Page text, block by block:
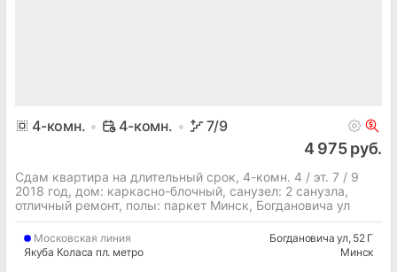
4-комн. 4-комн. 7/9
4 975 руб.
Сдам квартира на длительный срок, 4-комн. 4 / эт. 7 / 9
2018 год, дом: каркасно-блочный, cанузел: 2 санузла,
отличный ремонт, полы: паркет Минск, Богдановича ул
Московская линия
Якуба Коласа пл. метро
Богдановича ул, 52 Г
Минск